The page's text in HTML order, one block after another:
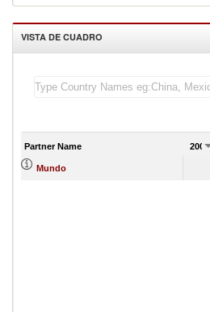
VISTA DE CUADRO
Partner Name 2002
Mundo